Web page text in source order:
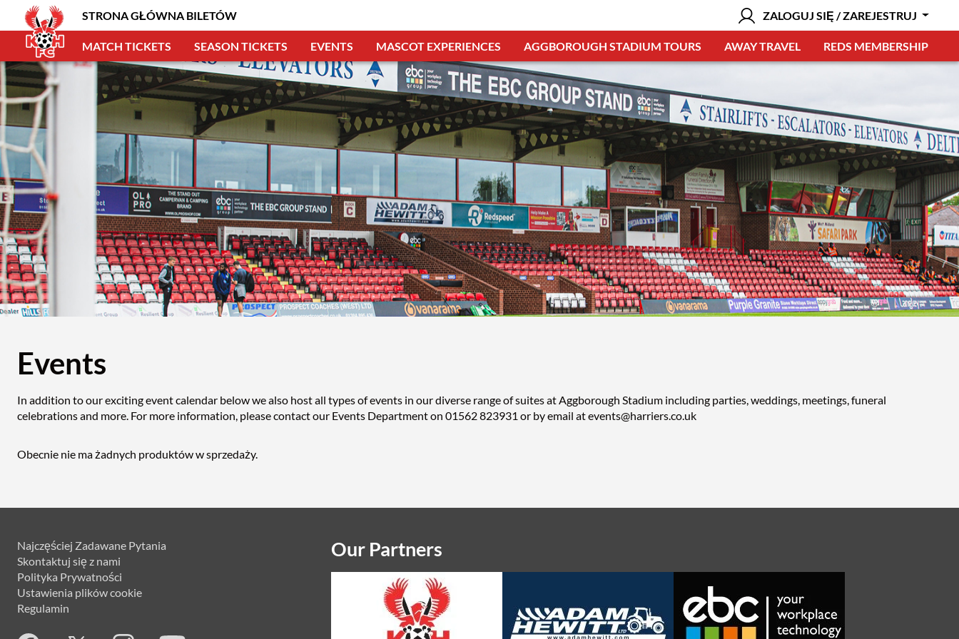
STRONA GŁÓWNA BILETÓW ZALOGUJ SIĘ / ZAREJESTRUJ
MATCH TICKETS SEASON TICKETS EVENTS MASCOT EXPERIENCES AGGBOROUGH STADIUM TOURS AWAY TRAVEL REDS MEMBERSHIP
Events
In addition to our exciting event calendar below we also host all types of events in our diverse range of suites at Aggborough Stadium including parties, weddings, meetings, funeral
celebrations and more. For more information, please contact our Events Department on 01562 823931 or by email at events@harriers.co.uk
Obecnie nie ma żadnych produktów w sprzedaży.
Najczęściej Zadawane Pytania
Skontaktuj się z nami
Polityka Prywatności
Ustawienia plików cookie
Regulamin
Our Partners